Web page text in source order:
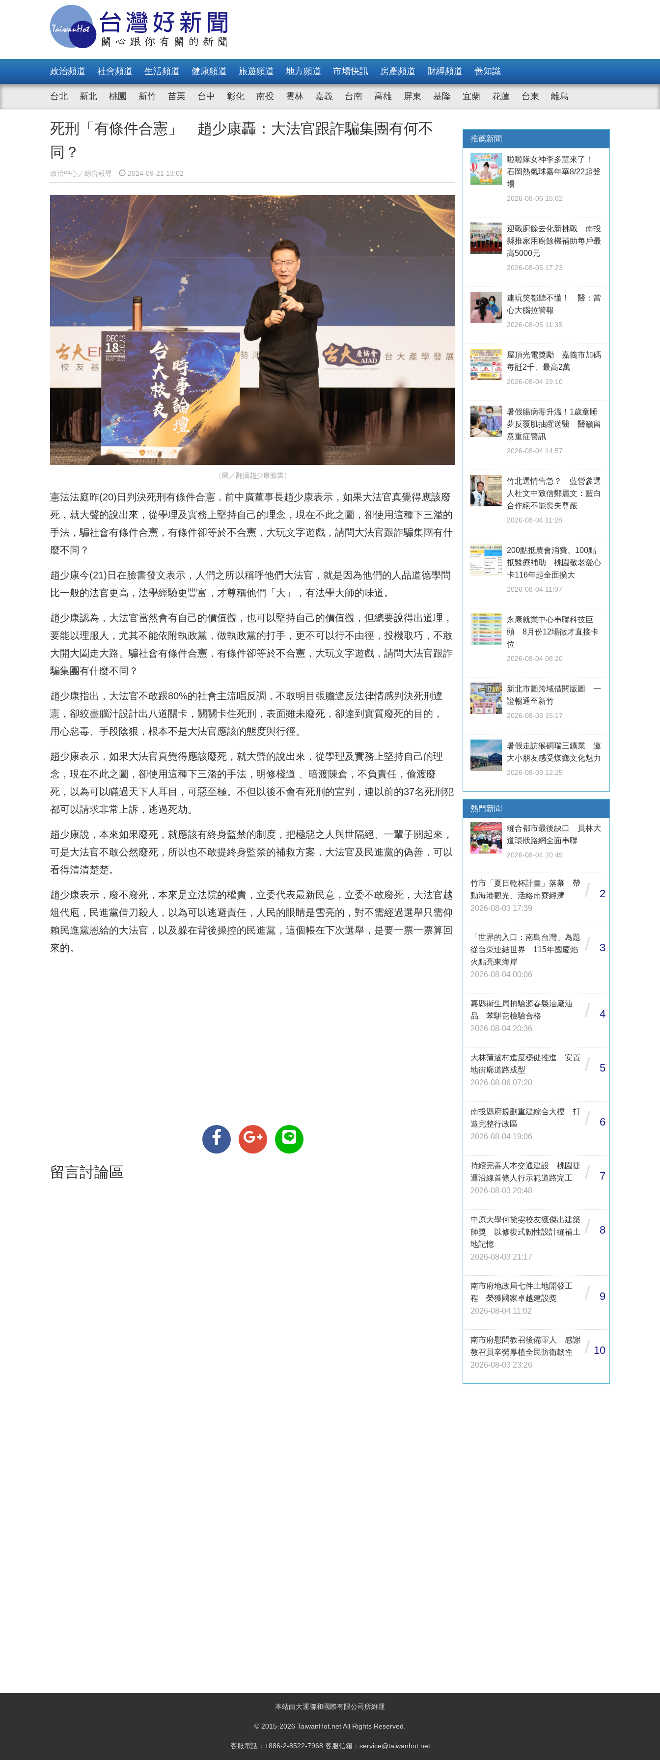
政治頻道 社會頻道 生活頻道 健康頻道 旅遊頻道 地方頻道 市場快訊 房產頻道 財經頻道 善知識
台北 新北 桃園 新竹 苗栗 台中 彰化 南投 雲林 嘉義 台南 高雄 屏東 基隆 宜蘭 花蓮 台東 離島
死刑「有條件合憲」 趙少康轟：大法官跟詐騙集團有何不
同？
政治中心／綜合報導 2024-09-21 13:02
（圖／翻攝趙少康臉書）
憲法法庭昨(20)日判決死刑有條件合憲，前中廣董事長趙少康表示，如果大法官真覺得應該廢
死，就大聲的說出來，從學理及實務上堅持自己的理念，現在不此之圖，卻使用這種下三濫的
手法，騙社會有條件合憲，有條件卻等於不合憲，大玩文字遊戲，請問大法官跟詐騙集團有什
麼不同？
趙少康今(21)日在臉書發文表示，人們之所以稱呼他們大法官，就是因為他們的人品道德學問
比一般的法官更高，法學經驗更豐富，才尊稱他們「大」，有法學大師的味道。
趙少康認為，大法官當然會有自己的價值觀，也可以堅持自己的價值觀，但總要說得出道理，
要能以理服人，尤其不能依附執政黨，做執政黨的打手，更不可以行不由徑，投機取巧，不敢
大開大闔走大路。騙社會有條件合憲，有條件卻等於不合憲，大玩文字遊戲，請問大法官跟詐
騙集團有什麼不同？
趙少康指出，大法官不敢跟80%的社會主流唱反調，不敢明目張膽違反法律情感判決死刑違
憲，卻絞盡腦汁設計出八道關卡，關關卡住死刑，表面雖未廢死，卻達到實質廢死的目的，
用心惡毒、手段陰狠，根本不是大法官應該的態度與行徑。
趙少康表示，如果大法官真覺得應該廢死，就大聲的說出來，從學理及實務上堅持自己的理
念，現在不此之圖，卻使用這種下三濫的手法，明修棧道 、暗渡陳倉，不負責任，偷渡廢
死，以為可以瞞過天下人耳目，可惡至極。不但以後不會有死刑的宣判，連以前的37名死刑犯
都可以請求非常上訴，逃過死劫。
趙少康說，本來如果廢死，就應該有終身監禁的制度，把極惡之人與世隔絕、一輩子關起來，
可是大法官不敢公然廢死，所以也不敢提終身監禁的補救方案，大法官及民進黨的偽善，可以
看得清清楚楚。
趙少康表示，廢不廢死，本來是立法院的權責，立委代表最新民意，立委不敢廢死，大法官越
俎代庖，民進黨借刀殺人，以為可以逃避責任，人民的眼睛是雪亮的，對不需經過選舉只需仰
賴民進黨恩給的大法官，以及躲在背後操控的民進黨，這個帳在下次選舉，是要一票一票算回
來的。
留言討論區
推薦新聞
啦啦隊女神李多慧來了！
石岡熱氣球嘉年華8/22起登
場
2026-08-06 15:02
迎戰廚餘去化新挑戰 南投
縣推家用廚餘機補助每戶最
高5000元
2026-08-05 17:23
連玩笑都聽不懂！ 醫：當
心大腦拉警報
2026-08-05 11:35
屋頂光電獎勵 嘉義市加碼
每瓩2千、最高2萬
2026-08-04 19:10
暑假腸病毒升溫！1歲童睡
夢反覆肌抽躍送醫 醫籲留
意重症警訊
2026-08-04 14:57
竹北選情告急？ 藍營參選
人杜文中致信鄭麗文：藍白
合作絕不能喪失尊嚴
2026-08-04 11:28
200點抵農會消費、100點
抵醫療補助 桃園敬老愛心
卡116年起全面擴大
2026-08-04 11:07
永康就業中心串聯科技巨
頭 8月份12場徵才直接卡
位
2026-08-04 08:20
新北市圖跨域借閱版圖 一
證暢通至新竹
2026-08-03 15:17
暑假走訪猴硐瑞三鑛業 邀
大小朋友感受煤鄉文化魅力
2026-08-03 12:25
熱門新聞
縫合都市最後缺口 員林大
道環狀路網全面串聯
2026-08-04 20:49
竹市「夏日乾杯計畫」落幕 帶
動海港觀光、活絡南寮經濟
2026-08-03 17:39
/ 2
「世界的入口：南島台灣」為題
從台東連結世界 115年國慶焰
火點亮東海岸
2026-08-04 00:06
/ 3
嘉縣衛生局抽驗源春製油廠油
品 苯駢芘檢驗合格
2026-08-04 20:36
/ 4
大林蒲遷村進度穩健推進 安置
地街廓道路成型
2026-08-06 07:20
/ 5
南投縣府規劃重建綜合大樓 打
造完整行政區
2026-08-04 19:06
/ 6
持續完善人本交通建設 桃園捷
運沿線首條人行示範道路完工
2026-08-03 20:48
/ 7
中原大學何黛雯校友獲傑出建築
師獎 以修復式韌性設計縫補土
地記憶
2026-08-03 21:17
/ 8
南市府地政局七件土地開發工
程 榮獲國家卓越建設獎
2026-08-04 11:02
/ 9
南市府慰問教召後備軍人 感謝
教召員辛勞厚植全民防衛韌性
2026-08-03 23:26
/ 10
本站由大運聯和國際有限公司所維運
© 2015-2026 TaiwanHot.net All Rights Reserved.
客服電話：+886-2-8522-7968 客服信箱：service@taiwanhot.net